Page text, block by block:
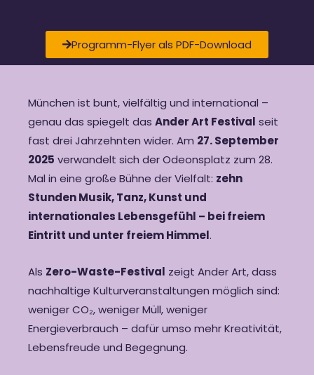
Programm-Flyer als PDF-Download
München ist bunt, vielfältig und international –
genau das spiegelt das Ander Art Festival seit
fast drei Jahrzehnten wider. Am 27. September
2025 verwandelt sich der Odeonsplatz zum 28.
Mal in eine große Bühne der Vielfalt: zehn
Stunden Musik, Tanz, Kunst und
internationales Lebensgefühl – bei freiem
Eintritt und unter freiem Himmel.
Als Zero-Waste-Festival zeigt Ander Art, dass
nachhaltige Kulturveranstaltungen möglich sind:
weniger CO₂, weniger Müll, weniger
Energieverbrauch – dafür umso mehr Kreativität,
Lebensfreude und Begegnung.